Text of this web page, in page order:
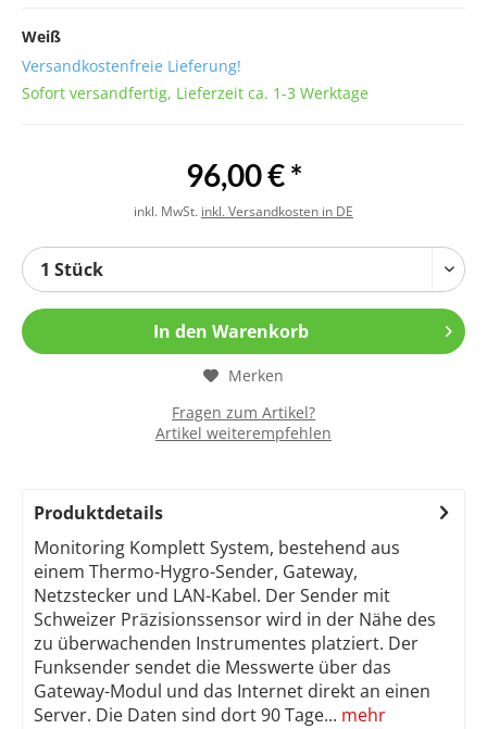
Weiß
Versandkostenfreie Lieferung!
Sofort versandfertig, Lieferzeit ca. 1-3 Werktage
96,00 € *
inkl. MwSt. inkl. Versandkosten in DE
In den Warenkorb
Merken
Fragen zum Artikel?
Artikel weiterempfehlen
Produktdetails
Monitoring Komplett System, bestehend aus
einem Thermo-Hygro-Sender, Gateway,
Netzstecker und LAN-Kabel. Der Sender mit
Schweizer Präzisionssensor wird in der Nähe des
zu überwachenden Instrumentes platziert. Der
Funksender sendet die Messwerte über das
Gateway-Modul und das Internet direkt an einen
Server. Die Daten sind dort 90 Tage... mehr